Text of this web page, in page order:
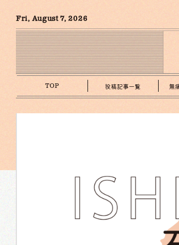
Fri, August 7, 2026
TOP 投稿記事一覧 無